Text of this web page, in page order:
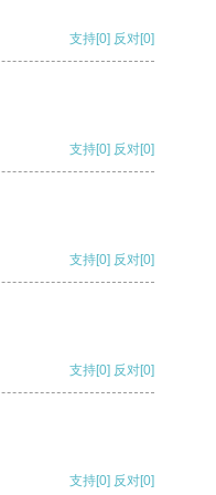
支持[0] 反对[0]
支持[0] 反对[0]
支持[0] 反对[0]
支持[0] 反对[0]
支持[0] 反对[0]